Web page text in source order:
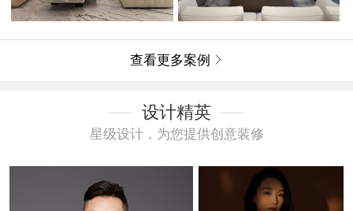
查看更多案例 
设计精英
星级设计，为您提供创意装修